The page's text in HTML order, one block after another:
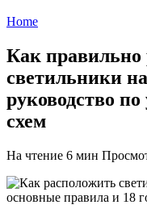
Home
Как правильно
светильники
руководство
схем
На чтение 6 мин